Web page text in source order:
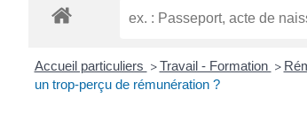
Accueil particuliers > Travail - Formation >
un trop-perçu de rémunération ?